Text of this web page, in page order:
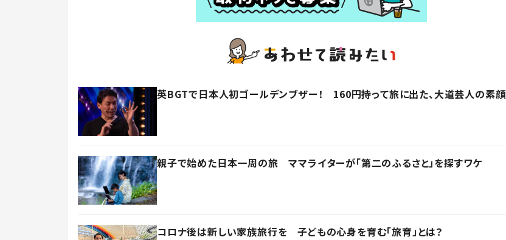
英BGTで日本人初ゴールデンブザー！ 160円持って旅に出た、大道芸人の素顔
親子で始めた日本一周の旅 ママライターが「第二のふるさと」を探すワケ
コロナ後は新しい家族旅行を 子どもの心身を育む「旅育」とは？